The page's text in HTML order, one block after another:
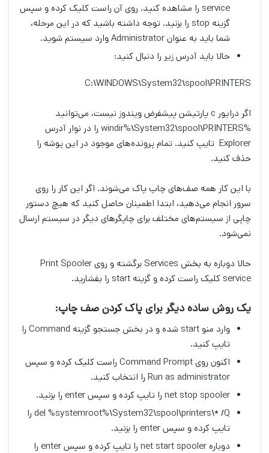
service را مشاهده کنید. روی آن راست کلیک کرده و سپس
گزینه stop را بزنید. توجه داشته باشید که در این مرحله،
شما باید به عنوان Administrator وارد سیستم شوید.
حالا باید آدرس زیر را دنبال کنید:
C:\WINDOWS\System32\spool\PRINTERS
اگر درایور c پارتیشن پیشفرض ویندوز نیست، می‌توانید
%windir%\System32\spool\PRINTERS را در نوار آدرس
Explorer تایپ کنید. تمام پرونده‌های موجود در این پوشه را
حذف کنید.
با این کار همه صف‌های چاپ پاک می‌شوند. اگر این کار را روی
سرور انجام می‌دهید، ابتدا اطمینان حاصل کنید که هیچ دستور
چاپی از سیستم‌های مختلف برای چاپگر‌های دیگر در سیستم ارسال
نمی‌شود.
حالا دوباره به بخش Services برگشته و روی Print Spooler
service کلیک راست کرده و گزینه start را بفشارید.
یک روش ساده دیگر برای پاک کردن صف چاپ:
وارد منو start شده و در بخش جستجو گزینه Command را
تایپ کنید.
اکنون روی Command Prompt راست کلیک کرده و سپس
Run as administrator را انتخاب کنید.
net stop spooler را تایپ کرده و سپس enter را بزنید.
del %systemroot%\System32\spool\printers\* /Q را
تایپ کرده و سپس enter را بزنید.
دوباره net start spooler را تایپ کرده و سپس enter را